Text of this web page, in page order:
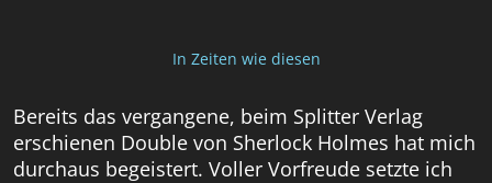
In Zeiten wie diesen
Bereits das vergangene, beim Splitter Verlag
erschienen Double von Sherlock Holmes hat mich
durchaus begeistert. Voller Vorfreude setzte ich